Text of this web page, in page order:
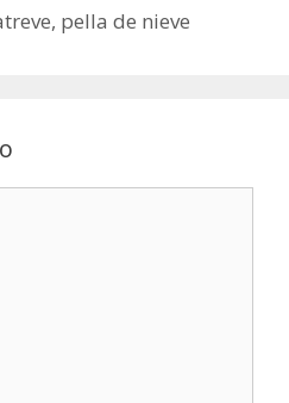
pella de nieve